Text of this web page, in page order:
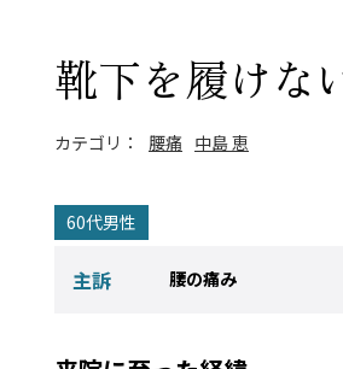
靴下を履けな
カテゴリ： 腰痛 中島 恵
60代男性
主訴 腰の痛み